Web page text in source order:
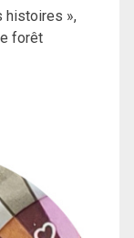
histoires »,
forêt